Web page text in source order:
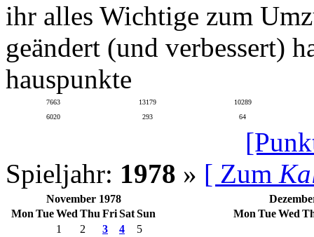
ihr alles Wichtige zum
geändert (und verbessert)
hauspunkte
7663 13179
10289
6020
293 64
Spieljahr: 1978 » [ Zum
November 1978
Mon TueWed Thu FriSatSun
1
2 3 4
5
Mon TueWed